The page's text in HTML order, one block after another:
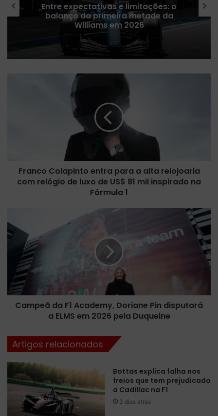
Entre expectativas e limitações: o
balanço da primeira metade da
Williams em 2026
o
e
t
a
e
Franco Colapinto entra para a alta relojoaria
com relógio de luxo de US$ 81 mil inspirado na
Fórmula 1
a
m
F
a
y
Campeã da F1 Academy, Doriane Pin disputará
a ELMS em 2026 pela Duqueine
Artigos relacionados
Bottas explica falha nos
freios que tem prejudicado
a Cadillac na F1
3 dias atrás